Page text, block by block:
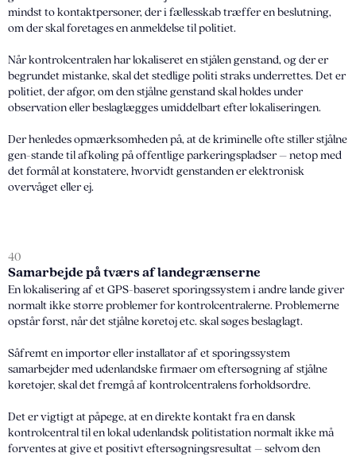
mindst to kontaktpersoner, der i fællesskab træffer en beslutning,
om der skal foretages en anmeldelse til politiet.
Når kontrolcentralen har lokaliseret en stjålen genstand, og der er
begrundet mistanke, skal det stedlige politi straks underrettes. Det er
politiet, der afgør, om den stjålne genstand skal holdes under
observation eller beslaglægges umiddelbart efter lokaliseringen.
Der henledes opmærksomheden på, at de kriminelle ofte stiller stjålne
gen-stande til afkøling på offentlige parkeringspladser – netop med
det formål at konstatere, hvorvidt genstanden er elektronisk
overvåget eller ej.
40
Samarbejde på tværs af landegrænserne
En lokalisering af et GPS-baseret sporingssystem i andre lande giver
normalt ikke større problemer for kontrolcentralerne. Problemerne
opstår først, når det stjålne køretøj etc. skal søges beslaglagt.
Såfremt en importør eller installatør af et sporingssystem
samarbejder med udenlandske firmaer om eftersøgning af stjålne
køretøjer, skal det fremgå af kontrolcentralens forholdsordre.
Det er vigtigt at påpege, at en direkte kontakt fra en dansk
kontrolcentral til en lokal udenlandsk politistation normalt ikke må
forventes at give et positivt eftersøgningsresultat – selvom den